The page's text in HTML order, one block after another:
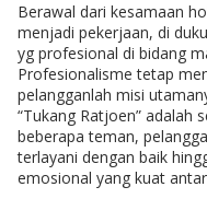
Berawal dari kesamaan
menjadi pekerjaan, di
yg profesional di bidang
Profesionalisme tetap
pelangganlah misi
“Tukang Ratjoen” adalah
beberapa teman,
terlayani dengan baik
emosional yang kuat